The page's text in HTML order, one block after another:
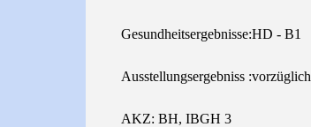
Gesundheitsergebnisse:HD - B1
Ausstellungsergebniss :vorzüglich
AKZ: BH, IBGH 3